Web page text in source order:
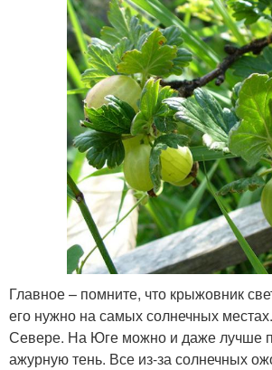
Главное – помните, что крыжовник
его нужно на самых солнечных
Севере. На Юге можно и даже лучше
ажурную тень. Все из-за солнечных